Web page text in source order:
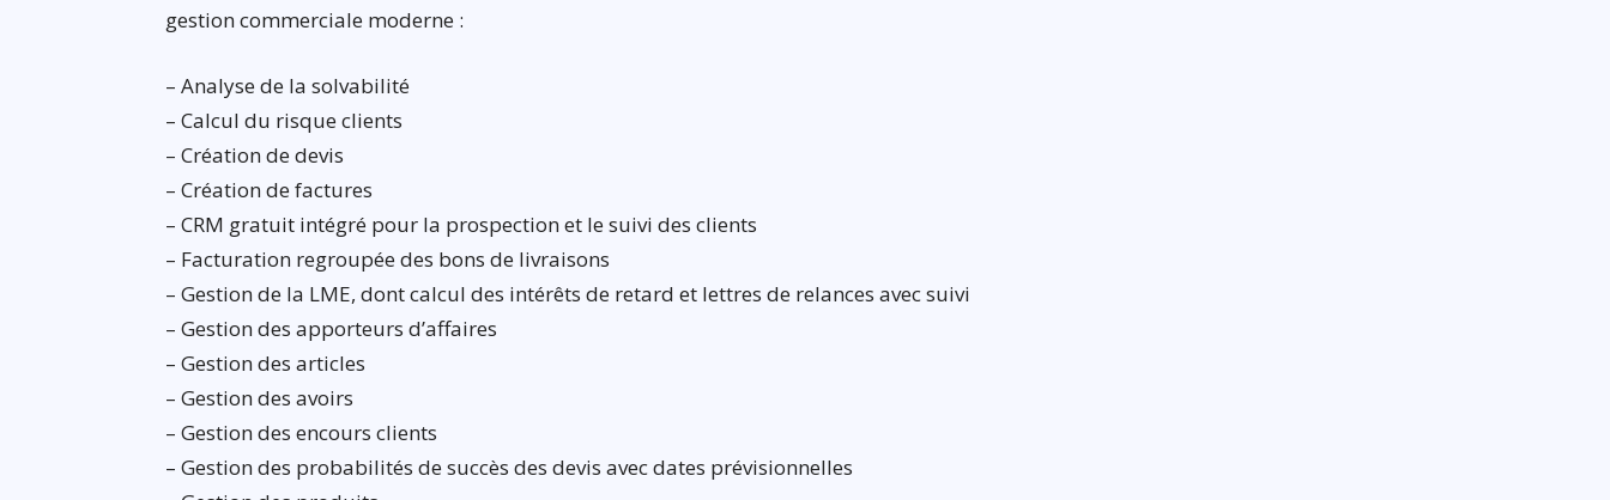
gestion commerciale moderne :
– Analyse de la solvabilité
– Calcul du risque clients
– Création de devis
– Création de factures
– CRM gratuit intégré pour la prospection et le suivi des clients
– Facturation regroupée des bons de livraisons
– Gestion de la LME, dont calcul des intérêts de retard et lettres de relances avec suivi
– Gestion des apporteurs d’affaires
– Gestion des articles
– Gestion des avoirs
– Gestion des encours clients
– Gestion des probabilités de succès des devis avec dates prévisionnelles